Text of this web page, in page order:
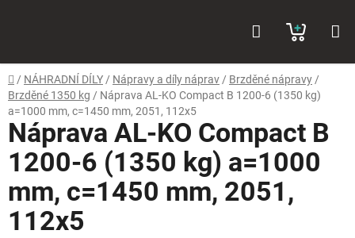
KOŠÍK
Domů
/ NÁHRADNÍ DÍLY / Nápravy a díly náprav / Brzděné nápravy /
Brzděné 1350 kg / Náprava AL-KO Compact B 1200-6 (1350 kg)
a=1000 mm, c=1450 mm, 2051, 112x5
Náprava AL-KO Compact B
1200-6 (1350 kg) a=1000
mm, c=1450 mm, 2051,
112x5